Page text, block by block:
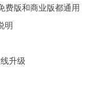
费版和商业版都通用
明
升级